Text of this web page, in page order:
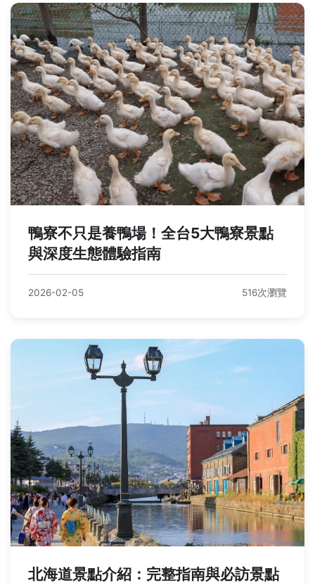
鴨寮不只是養鴨場！全台5大鴨寮景點
與深度生態體驗指南
2026-02-05 516次瀏覽
北海道景點介紹：完整指南與必訪景點